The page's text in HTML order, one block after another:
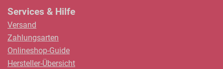
Services & Hilfe
Versand
Zahlungsarten
Onlineshop-Guide
Hersteller-Übersicht